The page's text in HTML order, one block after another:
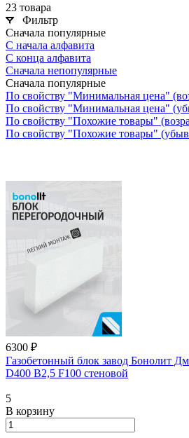
23 товара
Фильтр
Сначала популярные
С начала алфавита
С конца алфавита
Сначала непопулярные
Сначала популярные
По свойству "Минимальная цена"
По свойству "Минимальная цена"
По свойству "Похожие товары"
По свойству "Похожие товары"
6300 ₽
Газобетонный блок завод Бонолит
D400 В2,5 F100 стеновой
5
В корзину